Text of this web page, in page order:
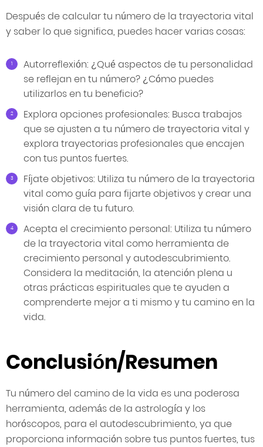
Después de calcular tu número de la trayectoria vital
y saber lo que significa, puedes hacer varias cosas:
Autorreflexión: ¿Qué aspectos de tu personalidad
se reflejan en tu número? ¿Cómo puedes
utilizarlos en tu beneficio?
Explora opciones profesionales: Busca trabajos
que se ajusten a tu número de trayectoria vital y
explora trayectorias profesionales que encajen
con tus puntos fuertes.
Fíjate objetivos: Utiliza tu número de la trayectoria
vital como guía para fijarte objetivos y crear una
visión clara de tu futuro.
Acepta el crecimiento personal: Utiliza tu número
de la trayectoria vital como herramienta de
crecimiento personal y autodescubrimiento.
Considera la meditación, la atención plena u
otras prácticas espirituales que te ayuden a
comprenderte mejor a ti mismo y tu camino en la
vida.
Conclusión/Resumen
Tu número del camino de la vida es una poderosa
herramienta, además de la astrología y los
horóscopos, para el autodescubrimiento, ya que
proporciona información sobre tus puntos fuertes, tus